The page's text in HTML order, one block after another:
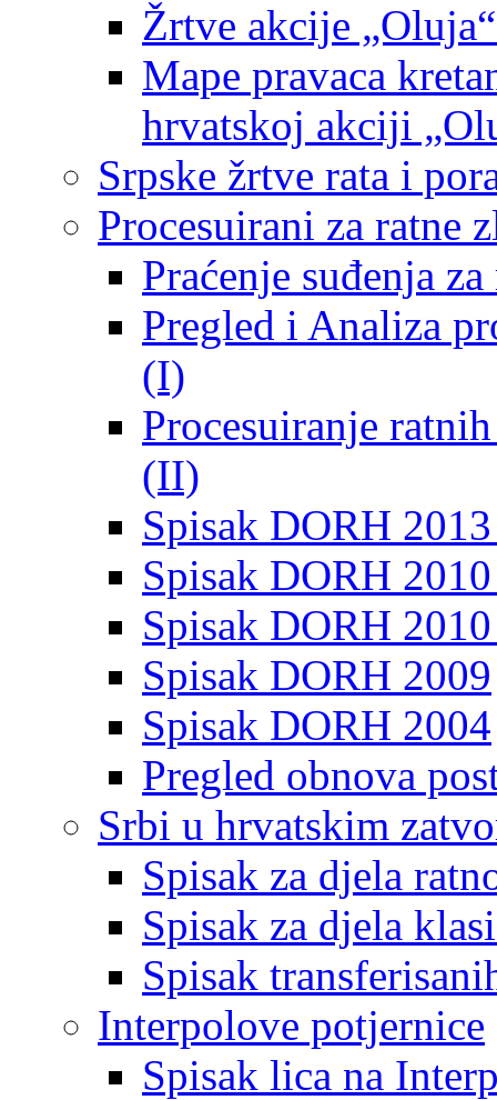
Žrtve akcije
Mape pravaca
hrvatskoj akciji
Srpske žrtve rata i
Procesuirani za ratne
Praćenje suđenja
Pregled i Analiza
(I)
Procesuiranje
(II)
Spisak DORH
Spisak DORH
Spisak DORH
Spisak DORH 2009
Spisak DORH 2004
Pregled obnova
Srbi u hrvatskim
Spisak za djela
Spisak za djela
Spisak
Interpolove potjernice
Spisak lica na